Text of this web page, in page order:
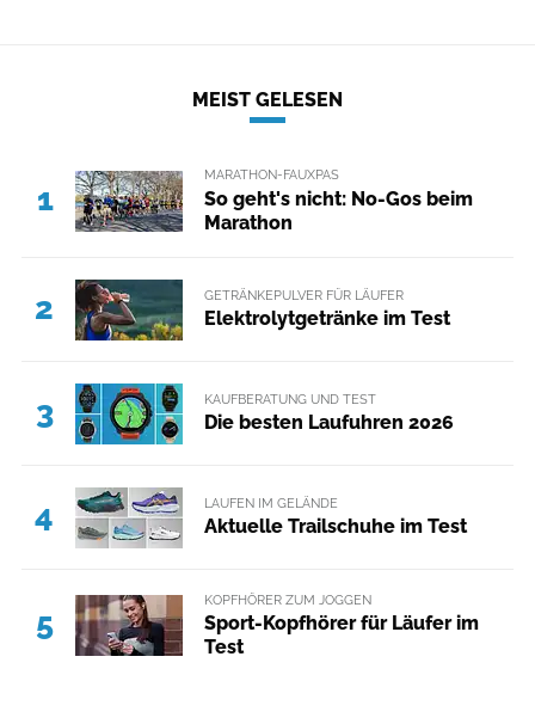
MEIST GELESEN
1
MARATHON-FAUXPAS
So geht's nicht: No-Gos beim
Marathon
2 GETRÄNKEPULVER FÜR LÄUFER
Elektrolytgetränke im Test
3 KAUFBERATUNG UND TEST
Die besten Laufuhren 2026
4 LAUFEN IM GELÄNDE
Aktuelle Trailschuhe im Test
5
KOPFHÖRER ZUM JOGGEN
Sport-Kopfhörer für Läufer im
Test